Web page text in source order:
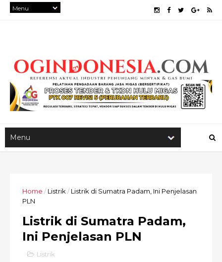
Home / Listrik/ Listrik di Sumatra Padam, Ini Penjelasan
PLN
Listrik di Sumatra Padam,
Ini Penjelasan PLN
Listrik